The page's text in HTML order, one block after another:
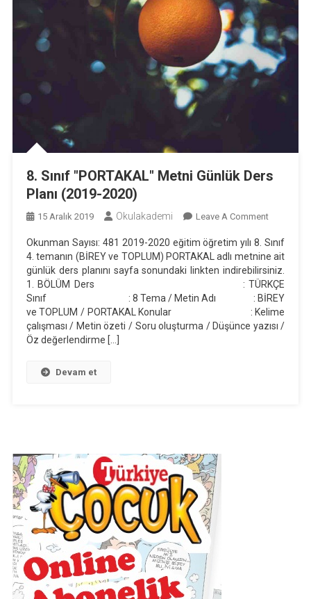
8. Sınıf "PORTAKAL" Metni Günlük Ders
Planı (2019-2020)
15 Aralık 2019 Okulakademi Leave A CommentOn
Sınıf
Metni
Günlük
Ders
Planı
Okunman Sayısı: 481 2019-2020 eğitim öğretim yılı 8. Sınıf
4. temanın (BİREY ve TOPLUM) PORTAKAL adlı metnine ait
günlük ders planını sayfa sonundaki linkten indirebilirsiniz.
1. BÖLÜM Ders : TÜRKÇE
Sınıf : 8 Tema / Metin Adı : BİREY
ve TOPLUM / PORTAKAL Konular : Kelime
çalışması / Metin özeti / Soru oluşturma / Düşünce yazısı /
Öz değerlendirme […]
Devam et